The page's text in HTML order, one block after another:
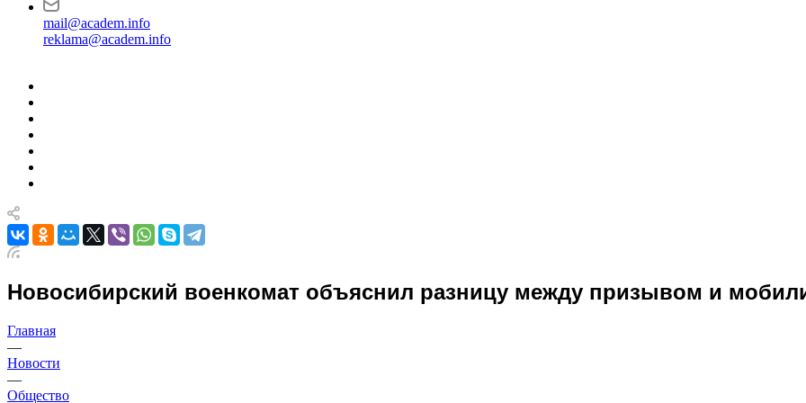
mail@academ.info
reklama@academ.info
Новосибирский военкомат объяснил разницу между призывом и
Главная
—
Новости
—
Общество